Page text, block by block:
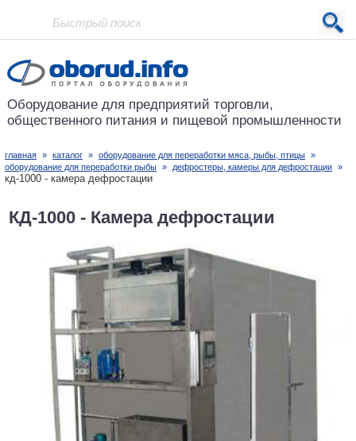
Проект основан в 2001 году
Оборудование для предприятий торговли,
общественного питания и пищевой промышленности
главная » каталог » оборудование для переработки мяса, рыбы, птицы »
оборудование для переработки рыбы » дефростеры, камеры для дефростации »
кд-1000 - камера дефростации
КД-1000 - Камера дефростации